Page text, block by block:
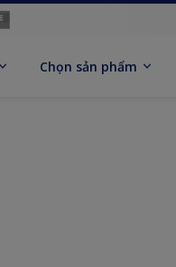
Chọn sản phẩm